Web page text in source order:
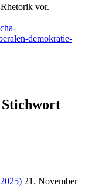
vor.
demokratie-
Stichwort
21. November